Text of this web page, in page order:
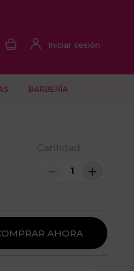
BARBERÍA
Cantidad
＋
－